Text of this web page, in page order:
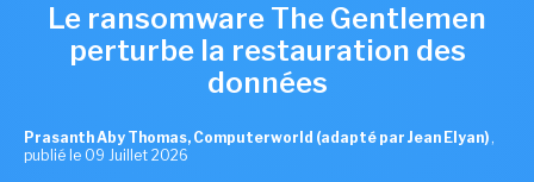
Le ransomware The Gentlemen
perturbe la restauration des
données
Prasanth Aby Thomas, Computerworld (adapté par Jean Elyan) ,
publié le 09 Juillet 2026